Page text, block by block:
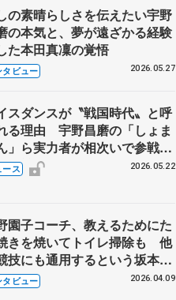
の素晴らしさを伝えたい宇野
の本気と、夢が遠ざかる経験
た本田真凜の覚悟
タビュー 2026.05.27
スダンスが〝戦国時代〟と呼
る理由 宇野昌磨の「しょま
」ら実力者が相次いで参戦
の競争激化
ース 2026.05.22
園子コーチ、教えるためにた
きを焼いてトイレ掃除も 他
技にも通用するという坂本花
筋肉
タビュー 2026.04.09